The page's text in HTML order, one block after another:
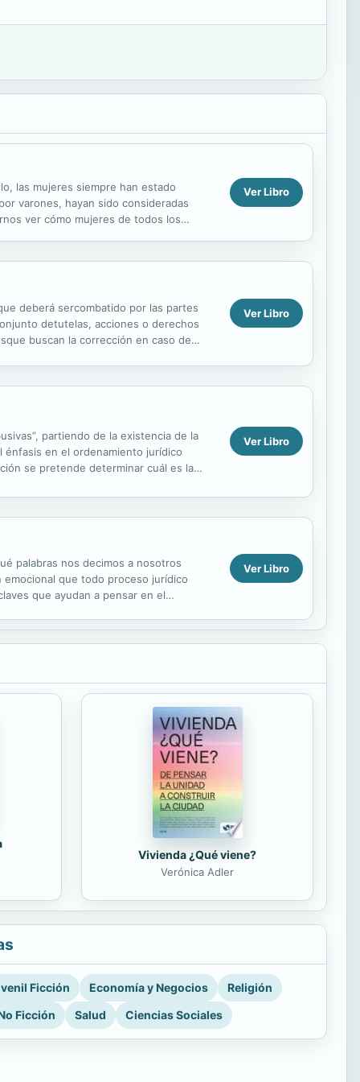
las mujeres siempre han estado
varones, hayan sido consideradas
ver cómo mujeres de todos los
Ver Libro
deberá sercombatido por las partes
detutelas, acciones o derechos
buscan la corrección en caso de
Ver Libro
partiendo de la existencia de la
en el ordenamiento jurídico
se pretende determinar cuál es la
Ver Libro
palabras nos decimos a nosotros
emocional que todo proceso jurídico
que ayudan a pensar en el
Ver Libro
Vivienda ¿Qué viene?
Verónica Adler
Ficción Economía y Negocios
Religión
Ficción
Salud Ciencias Sociales